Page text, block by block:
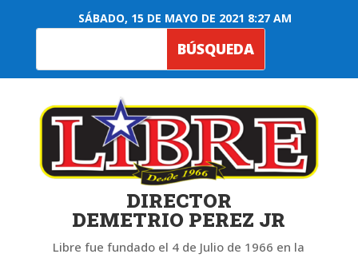
SÁBADO, 15 DE MAYO DE 2021 8:27 AM
DIRECTOR
DEMETRIO PEREZ JR
Libre fue fundado el 4 de Julio de 1966 en la